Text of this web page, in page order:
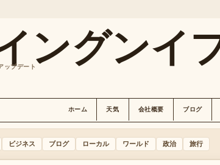
ングンイ
ップデート
ホーム 天気 会社概要 ブログ
ビジネス ブログ ローカル ワールド 政治 旅行